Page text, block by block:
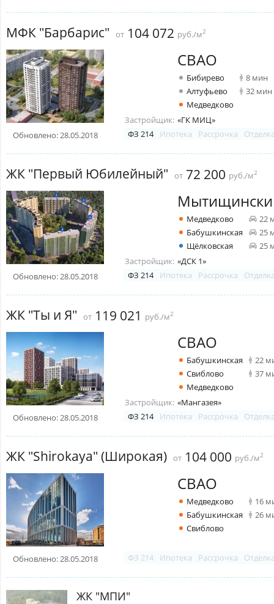
МФК "Барбарис" от 104 072 руб./м2
Обновлено: 28.05.2018
СВАО
Бибирево
8 мин
Алтуфьево
32 мин
Медведково
Застройщик: «ГК МИЦ»
ФЗ 214
Ипотека Рассрочка
ЖК "Первый Юбилейный" от 72 200 руб./м2
Обновлено: 28.05.2018
Медведково
22
Бабушкинская
25
Щёлковская
25
Застройщик: «ДСК 1»
ФЗ 214
Ипотека Рассрочка
ЖК "Ты и Я" от 119 021 руб./м2
Обновлено: 28.05.2018
СВАО
Бабушкинская
22
Свиблово
37
Медведково
Застройщик: «Мангазея»
ФЗ 214
Ипотека Рассрочка
ЖК "Shirokaya" (Широкая) от 104 000 руб./м2
Обновлено: 28.05.2018
СВАО
Медведково
16
Бабушкинская
26
Свиблово
ФЗ 214 Ипотека Рассрочка
ЖК "МПИ"